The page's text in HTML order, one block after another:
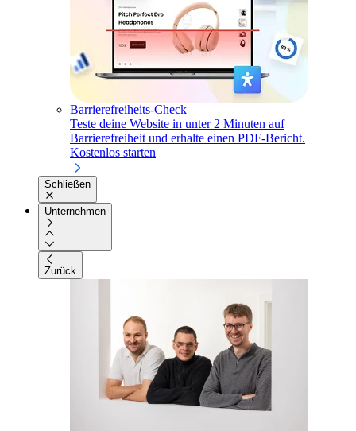
Barrierefreiheits-Check
Teste deine Website in unter 2 Minuten auf
Barrierefreiheit und erhalte einen PDF-Bericht.
Kostenlos starten
Schließen
Unternehmen
Zurück